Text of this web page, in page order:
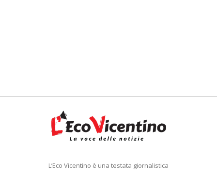
L’Eco Vicentino è una testata giornalistica